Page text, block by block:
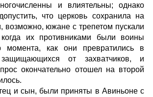
и влиятельны; однако
что церковь сохранила на
возможно, южане с трепетом пускали
их противниками были воины
момента, как они превратились в
от захватчиков, и
окончательно отошел на второй
и сын, были приняты в Авиньоне с